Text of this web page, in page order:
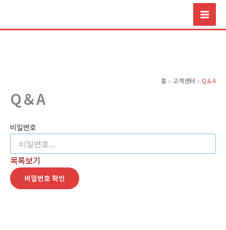
츠
홈 고객센터 Q＆A
Q＆A
비밀번호
목록보기
비밀번호 확인